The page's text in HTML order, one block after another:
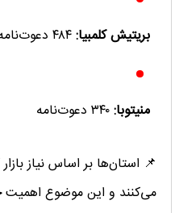
بریتیش کلمبیا: ۴۸۴ دعوت‌نامه
منیتوبا: ۳۴۰ دعوت‌نامه
📌 استان‌ها بر اساس نیاز
می‌کنند و این موضوع اهمیت